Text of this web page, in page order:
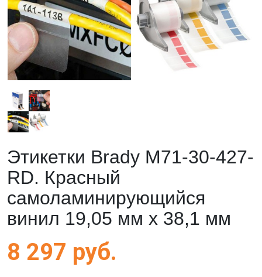
Этикетки Brady M71-30-427-
RD. Красный
самоламинирующийся
винил 19,05 мм х 38,1 мм
8 297 руб.